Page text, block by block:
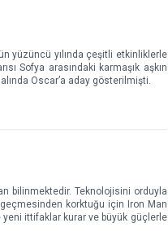
yüzüncü yılında çeşitli etkinliklerle
Sofya arasındaki karmaşık aşkın
Oscar’a aday gösterilmişti.
bilinmektedir. Teknolojisini orduyla
korktuğu için Iron Man
yeni ittifaklar kurar ve büyük güçlerle